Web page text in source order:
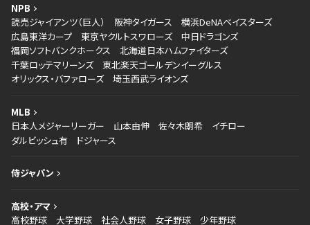
NPB
読売ジャイアンツ（巨人）
阪神タイガース
横浜DeNAベイスターズ
広島東洋カープ
東京ヤクルトスワローズ
中日ドラゴンズ
福岡ソフトバンクホークス
北海道日本ハムファイターズ
千葉ロッテマリーンズ
東北楽天ゴールデンイーグルス
オリックス・バファローズ
埼玉西武ライオンズ
MLB
日本人メジャーリーガー
山本由伸 佐々木朗希
イチロー
ダルビッシュ有
ドジャース
侍ジャパン
高校・アマ
高校野球
大学野球 社会人野球 女子野球 少年野球